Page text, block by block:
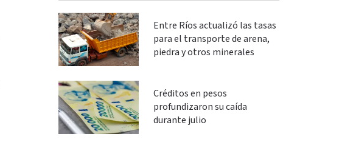
Entre Ríos actualizó las tasas
para el transporte de arena,
piedra y otros minerales
Créditos en pesos
profundizaron su caída
durante julio